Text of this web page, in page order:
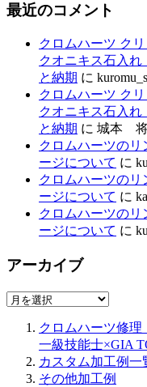
最近のコメント
クロムハーツ ク
クオニキス石入れ
と納期 に
クロムハーツ ク
クオニキス石入れ
と納期 に 城本
クロムハーツの
ージについて に
クロムハーツの
ージについて に ka
クロムハーツの
ージについて に
アーカイブ
ア
クロムハーツ修理
一級技能士×GIA
カスタム加工例一
その他加工例